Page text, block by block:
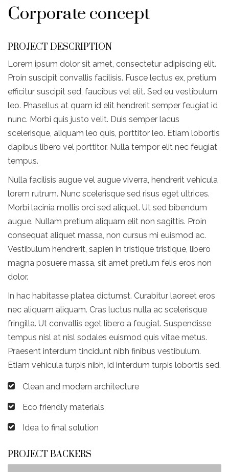
Corporate concept
PROJECT DESCRIPTION
Lorem ipsum dolor sit amet, consectetur adipiscing elit.
Proin suscipit convallis facilisis. Fusce lectus ex, pretium
efficitur suscipit sed, faucibus vel elit. Sed eu vestibulum
leo. Phasellus at quam id elit hendrerit semper feugiat id
nunc. Morbi quis justo velit. Duis semper lacus
scelerisque, aliquam leo quis, porttitor leo. Etiam lobortis
dapibus libero vel porttitor. Nulla tempor elit nec feugiat
tempus.
Nulla facilisis augue vel augue viverra, hendrerit vehicula
lorem rutrum. Nunc scelerisque sed risus eget ultrices.
Morbi lacinia mollis orci sed aliquet. Ut sed bibendum
augue. Nullam pretium aliquam elit non sagittis. Proin
consequat aliquet massa, non cursus mi euismod ac.
Vestibulum hendrerit, sapien in tristique tristique, libero
magna posuere massa, sit amet pretium felis eros non
dolor.
In hac habitasse platea dictumst. Curabitur laoreet eros
nec aliquam aliquam. Cras luctus nulla ac scelerisque
fringilla. Ut convallis eget libero a feugiat. Suspendisse
tempus nisl at nisl sodales euismod quis vitae metus.
Praesent interdum tincidunt nibh finibus vestibulum.
Etiam vehicula turpis nibh, id interdum turpis lobortis sed.
Clean and modern architecture
Eco friendly materials
Idea to final solution
PROJECT BACKERS